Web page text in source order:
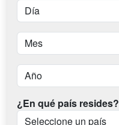
¿En qué país resides?